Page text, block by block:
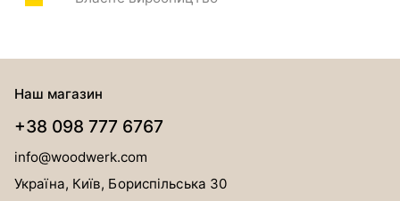
Наш магазин
+38 098 777 6767
info@woodwerk.com
Україна, Київ, Бориспільська 30